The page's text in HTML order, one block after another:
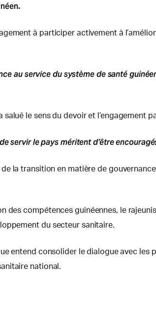
à participer activement à
au service du système de santé
le sens du devoir et l’engagement
servir le pays méritent d’être
la transition en matière de
des compétences guinéennes, le
du secteur sanitaire.
entend consolider le dialogue avec les
national.